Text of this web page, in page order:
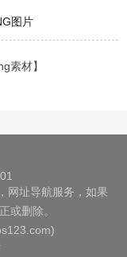
图片
素材】
网址导航服务，如果
或删除。